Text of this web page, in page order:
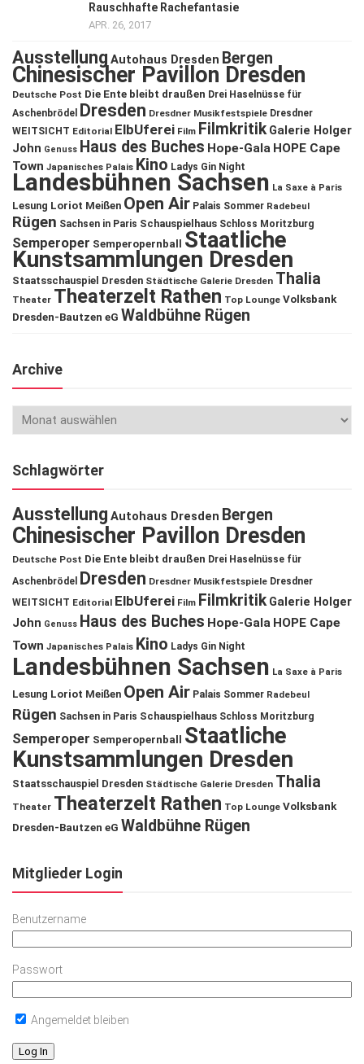
Rauschhafte Rachefantasie
APR. 26, 2017
Ausstellung Autohaus Dresden Bergen
Chinesischer Pavillon Dresden
Deutsche Post Die Ente bleibt draußen Drei Haselnüsse für
Aschenbrödel
Dresden Dresdner Musikfestspiele Dresdner
WEITSICHT Editorial ElbUferei Film Filmkritik Galerie Holger
John Genuss Haus des Buches Hope-Gala HOPE Cape
Town Japanisches Palais Kino Ladys Gin Night
Landesbühnen Sachsen La Saxe à Paris
Lesung Loriot Meißen Open Air Palais Sommer Radebeul
Rügen Sachsen in Paris Schauspielhaus Schloss Moritzburg
Semperoper Semperopernball Staatliche
Kunstsammlungen Dresden
Staatsschauspiel Dresden Städtische Galerie Dresden Thalia
Theater Theaterzelt Rathen Top Lounge Volksbank
Dresden-Bautzen eG Waldbühne Rügen
Archive
Schlagwörter
Ausstellung Autohaus Dresden Bergen
Chinesischer Pavillon Dresden
Deutsche Post Die Ente bleibt draußen Drei Haselnüsse für
Aschenbrödel
Dresden Dresdner Musikfestspiele Dresdner
WEITSICHT Editorial ElbUferei Film Filmkritik Galerie Holger
John Genuss Haus des Buches Hope-Gala HOPE Cape
Town Japanisches Palais Kino Ladys Gin Night
Landesbühnen Sachsen La Saxe à Paris
Lesung Loriot Meißen Open Air Palais Sommer Radebeul
Rügen Sachsen in Paris Schauspielhaus Schloss Moritzburg
Semperoper Semperopernball
Staatliche
Kunstsammlungen Dresden
Staatsschauspiel Dresden Städtische Galerie Dresden Thalia
Theater Theaterzelt Rathen Top Lounge Volksbank
Dresden-Bautzen eG Waldbühne Rügen
Mitglieder Login
Benutzername
Passwort
Angemeldet bleiben